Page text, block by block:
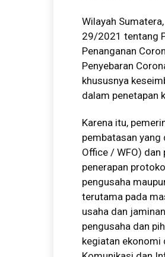
Wilayah
29/2021 tentang
Penanganan
Penyebaran
khususnya
dalam penetapan
Karena itu,
pembatasan yang
Office / WFO) dan
penerapan
pengusaha
terutama pada
usaha dan
pengusaha dan
kegiatan ekonomi